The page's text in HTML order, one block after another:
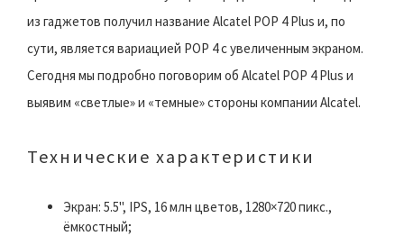
из гаджетов получил название Alcatel POP 4 Plus и, по
сути, является вариацией POP 4 с увеличенным экраном.
Сегодня мы подробно поговорим об Alcatel POP 4 Plus и
выявим «светлые» и «темные» стороны компании Alcatel.
Технические характеристики
Экран: 5.5", IPS, 16 млн цветов, 1280×720 пикс.,
ёмкостный;